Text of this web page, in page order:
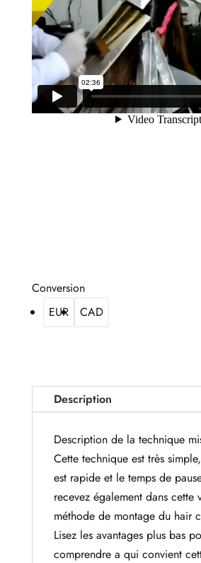
Conversion
EUR
CAD
Description
Description de la technique
Cette technique est très
est rapide et le temps de
recevez également dans cette
méthode de montage du hair
Lisez les avantages plus bas
comprendre a qui convient